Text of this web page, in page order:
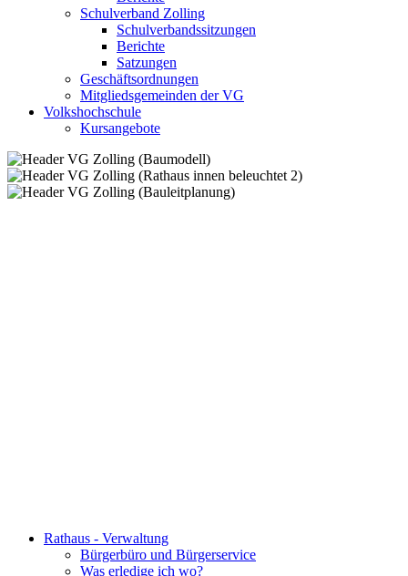
Schulverband Zolling
Schulverbandssitzungen
Berichte
Satzungen
Geschäftsordnungen
Mitgliedsgemeinden der VG
Volkshochschule
Kursangebote
Rathaus - Verwaltung
Bürgerbüro und Bürgerservice
Was erledige ich wo?